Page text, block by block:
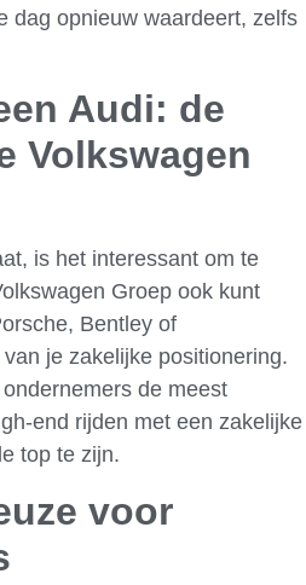
dag opnieuw waardeert, zelfs
Audi: de
Volkswagen
is het interessant om te
Groep ook kunt
Bentley of
je zakelijke positionering.
de meest
end rijden met een zakelijke
top te zijn.
voor